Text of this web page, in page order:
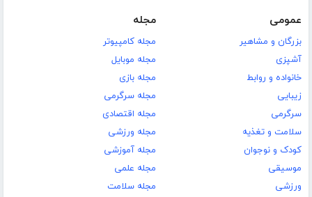
عمومی
بزرگان و مشاهیر
آشپزی
خانواده و روابط
زیبایی
سرگرمی
سلامت و تغذیه
کودک و نوجوان
موسیقی
ورزشی
مجله
مجله کامپیوتر
مجله موبایل
مجله بازی
مجله سرگرمی
مجله اقتصادی
مجله ورزشی
مجله آموزشی
مجله علمی
مجله سلامت